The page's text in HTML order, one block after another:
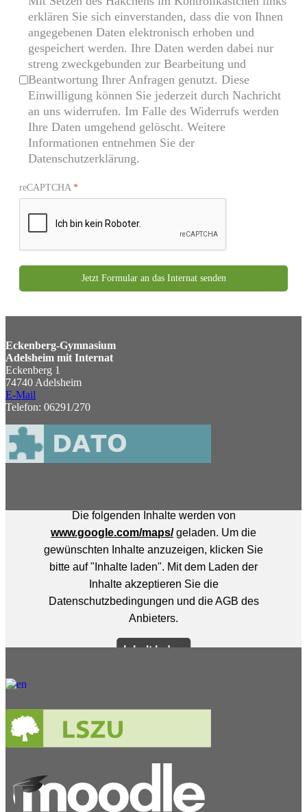
erklären Sie sich einverstanden, dass die von Ihnen
angegebenen Daten elektronisch erhoben und
gespeichert werden. Ihre Daten werden dabei nur
streng zweckgebunden zur Bearbeitung und
Beantwortung Ihrer Anfragen genutzt. Diese
Einwilligung können Sie jederzeit durch Nachricht
an uns widerrufen. Im Falle des Widerrufs werden
Ihre Daten umgehend gelöscht. Weitere
Informationen entnehmen Sie der
Datenschutzerklärung.
reCAPTCHA *
Jetzt Formular an das Internat senden
Eckenberg-Gymnasium
Adelsheim mit Internat
Eckenberg 1
74740 Adelsheim
E-Mail
Telefon: 06291/270